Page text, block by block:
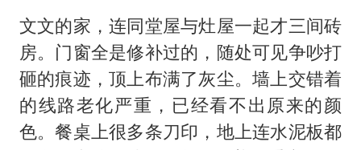
文文的家，连同堂屋与灶屋一起才三间砖
房。门窗全是修补过的，随处可见争吵打
砸的痕迹，顶上布满了灰尘。墙上交错着
的线路老化严重，已经看不出原来的颜
色。餐桌上很多条刀印，地上连水泥板都